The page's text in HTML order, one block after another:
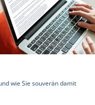
wie Sie souverän damit